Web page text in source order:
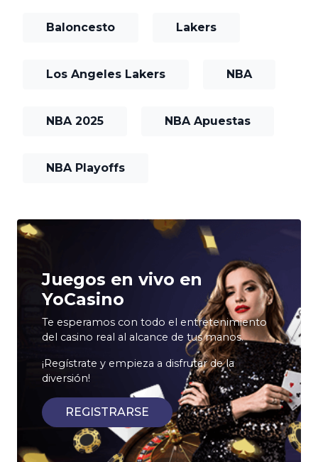
Baloncesto Lakers
Los Angeles Lakers NBA
NBA 2025 NBA Apuestas
NBA Playoffs
Juegos en vivo en
YoCasino
Te esperamos con todo el entretenimiento
del casino real al alcance de tus manos.
¡Regístrate y empieza a disfrutar de la
diversión!
REGISTRARSE